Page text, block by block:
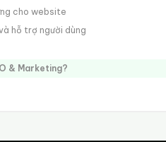
cho website
hỗ trợ người dùng
& Marketing?